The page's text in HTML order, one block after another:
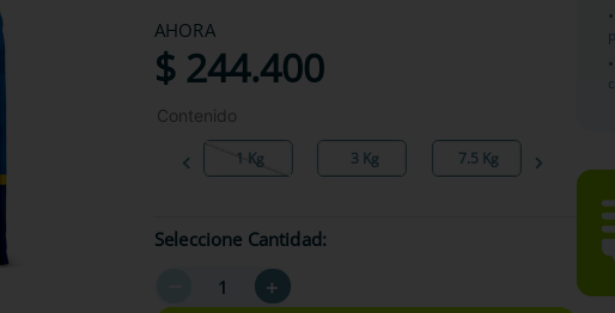
AHORA
$ 244.400
Contenido
1 Kg 3 Kg 7.5 Kg
Seleccione Cantidad
＋